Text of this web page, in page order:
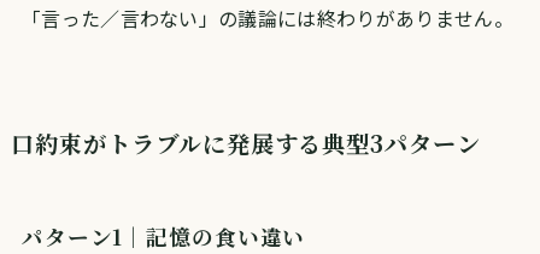
「言った／言わない」の議論には終わりがありません。
口約束がトラブルに発展する典型3パターン
パターン1｜記憶の食い違い